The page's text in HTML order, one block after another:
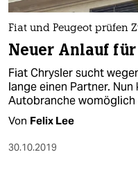
Fiat und Peugeot prüfen
Neuer Anlauf
Fiat Chrysler sucht
lange einen Partner.
Autobranche womöglich
Von Felix Lee
30.10.2019